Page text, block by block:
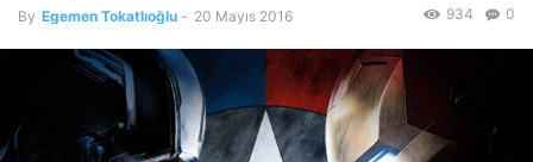
By Egemen Tokatlıoğlu - 20 Mayıs 2016 0
934